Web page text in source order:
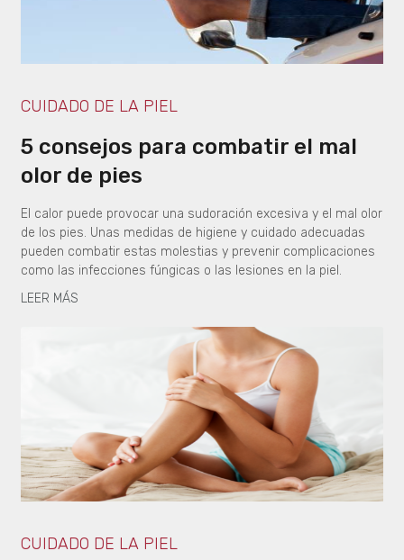
CUIDADO DE LA PIEL
5 consejos para combatir el mal
olor de pies
El calor puede provocar una sudoración excesiva y el mal olor
de los pies. Unas medidas de higiene y cuidado adecuadas
pueden combatir estas molestias y prevenir complicaciones
como las infecciones fúngicas o las lesiones en la piel.
LEER MÁS
CUIDADO DE LA PIEL